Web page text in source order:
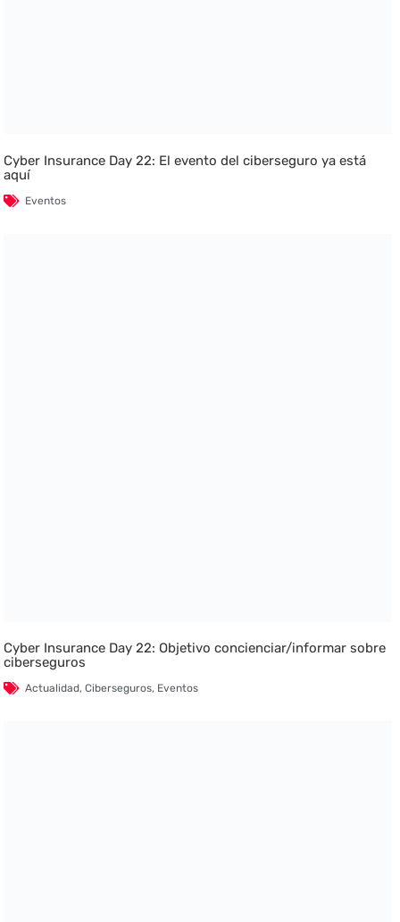
Cyber Insurance Day 22: El evento del ciberseguro ya está
aquí
Eventos
Cyber Insurance Day 22: Objetivo concienciar/informar sobre
ciberseguros
Actualidad,Ciberseguros, Eventos